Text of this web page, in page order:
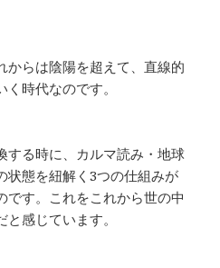
からは陰陽を超えて、直線的
時代なのです。
する時に、カルマ読み・地球
状態を紐解く3つの仕組みが
です。これをこれから世の中
感じています。